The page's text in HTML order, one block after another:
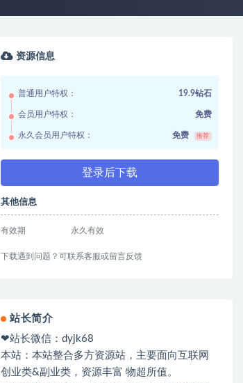
资源信息
普通用户特权： 19.9钻石
会员用户特权： 免费
永久会员用户特权： 免费 推荐
登录后下载
其他信息
有效期 永久有效
下载遇到问题？可联系客服或留言反馈
站长简介
❤站长微信：dyjk68
本站：本站整合多方资源站，主要面向互联网
创业类&副业类，资源丰富 物超所值。